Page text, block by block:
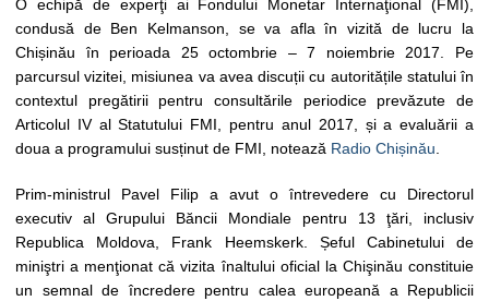
O echipă de experţi ai Fondului Monetar Internaţional (FMI),
condusă de Ben Kelmanson, se va afla în vizită de lucru la
Chișinău în perioada 25 octombrie – 7 noiembrie 2017. Pe
parcursul vizitei, misiunea va avea discuții cu autoritățile statului în
contextul pregătirii pentru consultările periodice prevăzute de
Articolul IV al Statutului FMI, pentru anul 2017, și a evaluării a
doua a programului susținut de FMI, notează Radio Chișinău
Prim-ministrul Pavel Filip a avut o întrevedere cu Directorul
executiv al Grupului Băncii Mondiale pentru 13 ţări, inclusiv
Republica Moldova, Frank Heemskerk. Șeful Cabinetului de
miniştri a menţionat că vizita înaltului oficial la Chişinău constituie
un semnal de încredere pentru calea europeană a Republicii